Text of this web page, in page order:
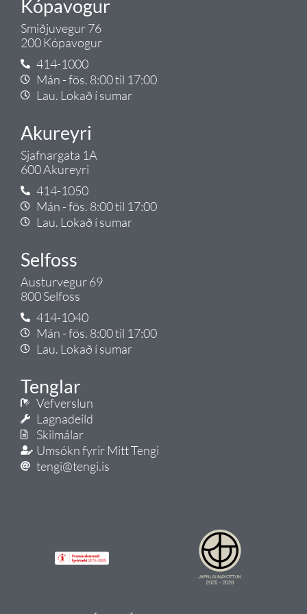
Kópavogur
Smiðjuvegur 76
200 Kópavogur
414-1000
Mán - fös. 8:00 til 17:00
Lau. Lokað í sumar
Akureyri
Sjafnargata 1A
600 Akureyri
414-1050
Mán - fös. 8:00 til 17:00
Lau. Lokað í sumar
Selfoss
Austurvegur 69
800 Selfoss
414-1040
Mán - fös. 8:00 til 17:00
Lau. Lokað í sumar
Tenglar
Vefverslun
Lagnadeild
Skilmálar
Umsókn fyrir Mitt Tengi
tengi@tengi.is